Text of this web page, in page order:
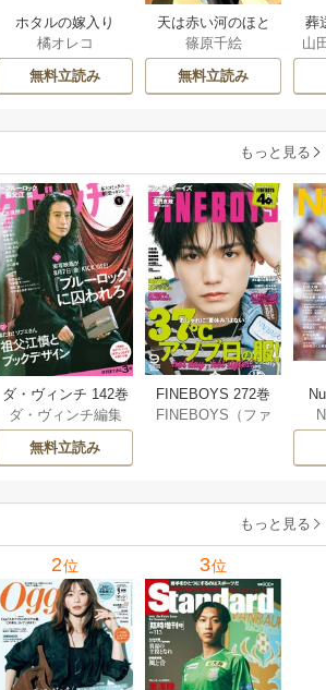
ホタルの嫁入り
橘オレコ
無料立読み
天は赤い河のほと
り
篠原千絵
無料立読み
葬
山
もっと見る
ダ・ヴィンチ 142巻
ダ・ヴィンチ編集
部
無料立読み
FINEBOYS 272巻
FINEBOYS（ファ
もっと見る
2位 3位